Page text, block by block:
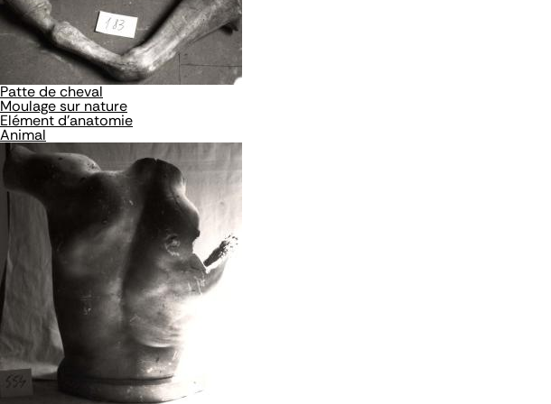
Patte de cheval
Moulage sur nature
Elément d'anatomie
Animal